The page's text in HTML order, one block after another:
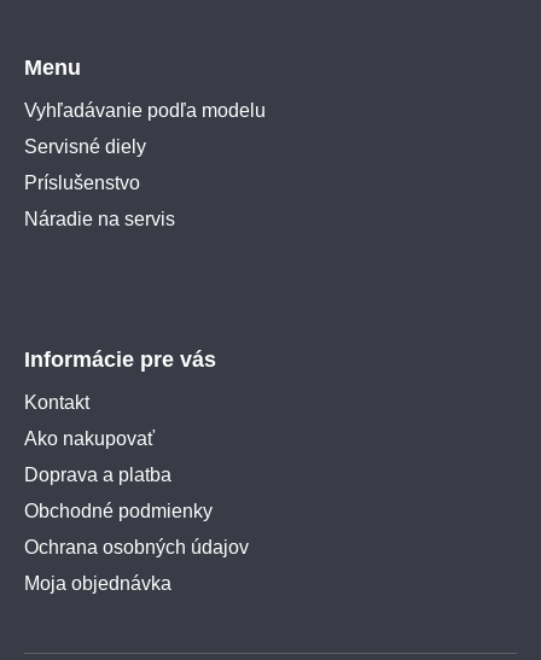
Menu
Vyhľadávanie podľa modelu
Servisné diely
Príslušenstvo
Náradie na servis
Informácie pre vás
Kontakt
Ako nakupovať
Doprava a platba
Obchodné podmienky
Ochrana osobných údajov
Moja objednávka